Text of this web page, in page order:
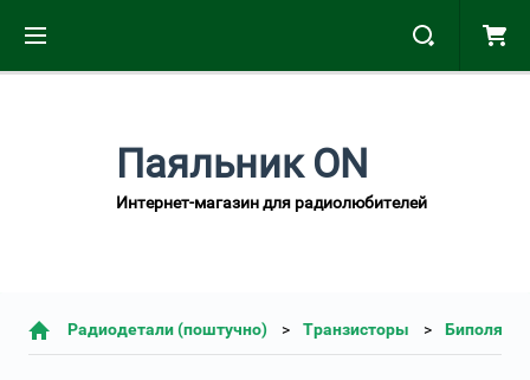
Паяльник ON
Интернет-магазин для радиолюбителей
Радиодетали (поштучно) Транзисторы